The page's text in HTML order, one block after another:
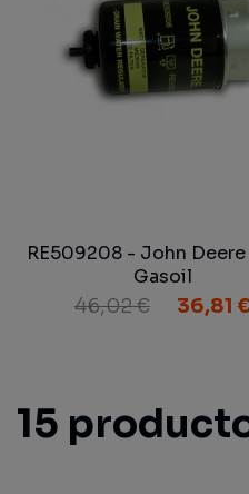
RE509208 - John
Gasoil
46,02 € 36,81
15